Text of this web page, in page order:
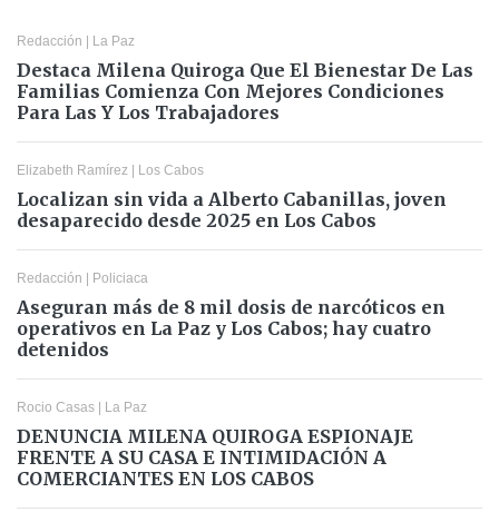
Redacción La Paz
Destaca Milena Quiroga Que El Bienestar De Las
Familias Comienza Con Mejores Condiciones
Para Las Y Los Trabajadores
Elizabeth Ramírez Los Cabos
Localizan sin vida a Alberto Cabanillas, joven
desaparecido desde 2025 en Los Cabos
Redacción Policiaca
Aseguran más de 8 mil dosis de narcóticos en
operativos en La Paz y Los Cabos; hay cuatro
detenidos
Rocio Casas La Paz
DENUNCIA MILENA QUIROGA ESPIONAJE
FRENTE A SU CASA E INTIMIDACIÓN A
COMERCIANTES EN LOS CABOS